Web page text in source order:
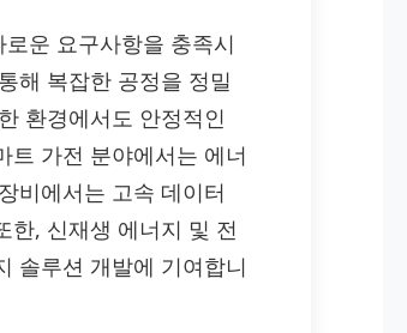
운 요구사항을 충족시
해 복잡한 공정을 정밀
환경에서도 안정적인
트 가전 분야에서는 에너
비에서는 고속 데이터
한, 신재생 에너지 및 전
솔루션 개발에 기여합니